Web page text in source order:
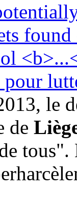
le
de
tous".